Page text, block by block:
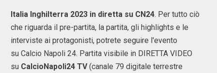
Italia Inghilterra 2023 in diretta su CN24. Per tutto ciò
che riguarda il pre-partita, la partita, gli highlights e le
interviste ai protagonisti, potrete seguire l'evento
su Calcio Napoli 24. Partita visibile in DIRETTA VIDEO
su CalcioNapoli24 TV(canale 79 digitale terrestre